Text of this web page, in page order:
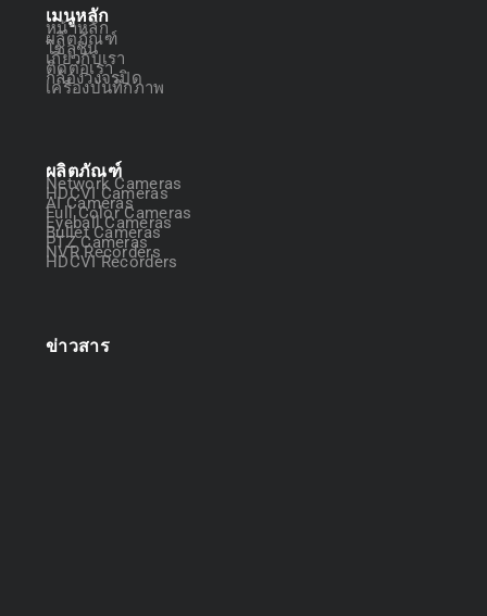
เมนูหลัก
หน้าหลัก
ผลิตภัณฑ์
โซลูชัน
เกี่ยวกับเรา
ติดต่อเรา
กล้องวงจรปิด
เครื่องบันทึกภาพ
ผลิตภัณฑ์
Network Cameras
HDCVI Cameras
AI Cameras
Full Color Cameras
Eyeball Cameras
Bullet Cameras
PTZ Cameras
NVR Recorders
HDCVI Recorders
ข่าวสาร